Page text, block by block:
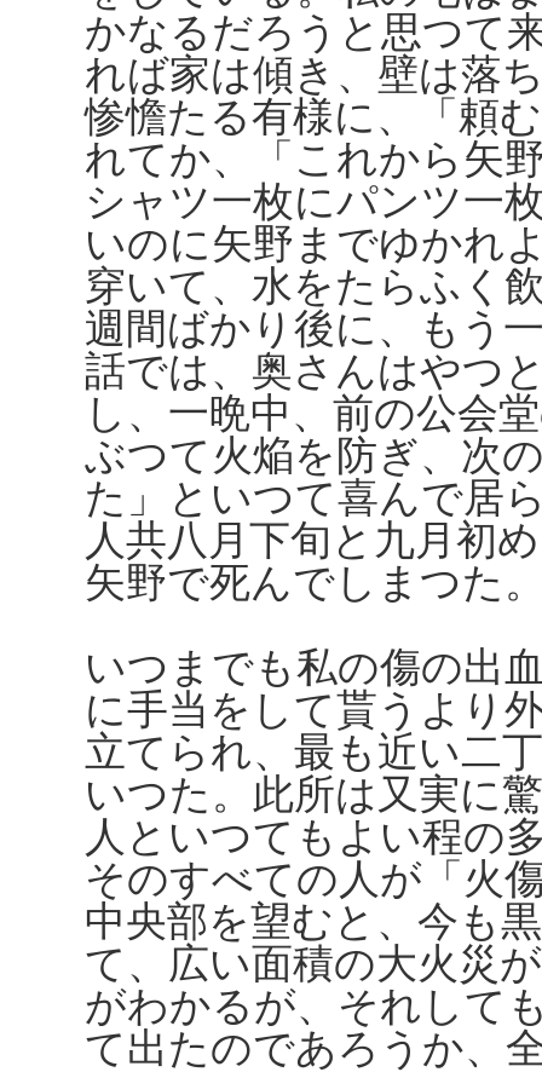
かなるだろうと思つて
れば家は傾き、壁は落
惨憺たる有様に、「頼
れてか、「これから矢
シャツ一枚にパンツ一
いのに矢野までゆかれ
穿いて、水をたらふく
週間ばかり後に、もう
話では、奥さんはやつ
し、一晩中、前の公会
ぶつて火焔を防ぎ、次
た」といつて喜んで居
人共八月下旬と九月初
矢野で死んでしまつた
いつまでも私の傷の出
に手当をして貰うより
立てられ、最も近い二
いつた。此所は又実に
人といつてもよい程の
そのすべての人が「火
中央部を望むと、今も
て、広い面積の大火災
がわかるが、それして
て出たのであろうか、